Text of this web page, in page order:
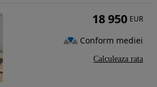
18 950 EUR
Conform mediei
Calculeaza rata